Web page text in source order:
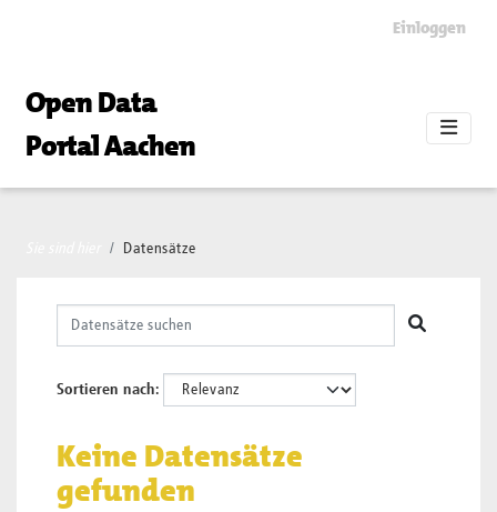
Einloggen
Open Data
Portal Aachen
Datensätze
Sortieren nach
Keine Datensätze
gefunden